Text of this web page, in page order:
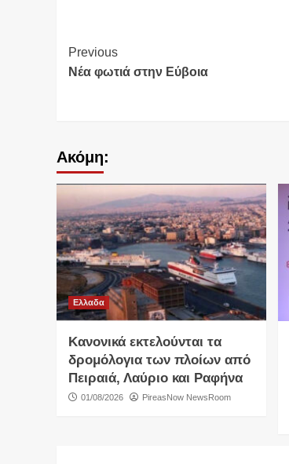
Continue
Reading
Previous
Νέα φωτιά στην Εύβοια
Ακόμη:
Ελλαδα
Κανονικά εκτελούνται τα
δρομόλογια των πλοίων από
Πειραιά, Λαύριο και Ραφήνα
01/08/2026 PireasNow NewsRoom